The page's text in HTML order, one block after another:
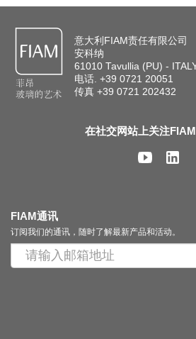
意大利FIAM责任有限公司
安科纳
61010 Tavullia (PU) -
电话. +39 0721 20051
传真 +39 0721 202432
在社交网站上关注
FIAM通讯
订阅我们的通讯，随时了解最新产品和活动。